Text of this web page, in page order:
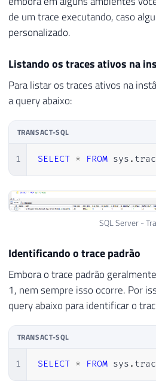
de um trace executando, caso
personalizado.
Listando os traces ativos na
Para listar os traces ativos na
a query abaixo:
TRANSACT-SQL
1 SELECT * FROM sys .
SQL Server -
Identificando o trace padrão
Embora o trace padrão
1, nem sempre isso ocorre. Por
query abaixo para identificar o
TRANSACT-SQL
1 SELECT * FROM sys .